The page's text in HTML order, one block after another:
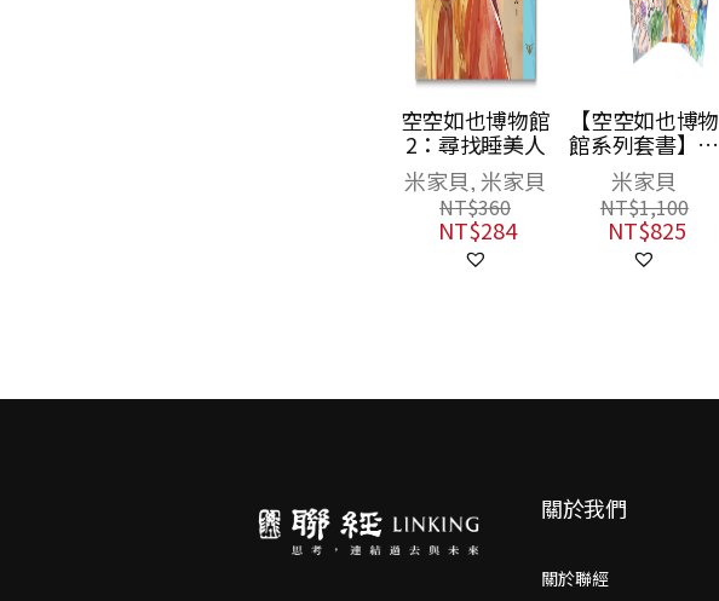
【空空如也博物
館系列套書】：
夢遊青銅夜宴／
尋找睡美人／決
戰玉靈幻境（共
3冊），附贈
「蚩尤限量簽名
米家貝
NT$1,100
NT$825
山海經裡的故事
5：東海先生的
萬里行蹤
鄒敦怜
NT$360
NT$284
關於我們
關於聯經